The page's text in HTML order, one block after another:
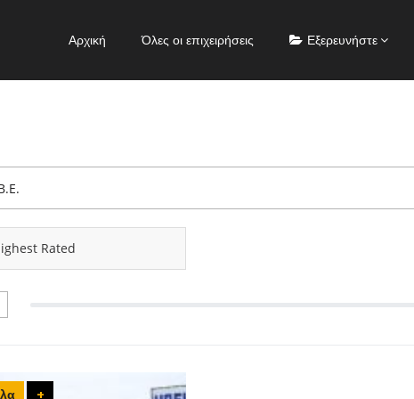
Αρχική Όλες οι επιχειρήσεις Εξερευνήστε
Rated
+